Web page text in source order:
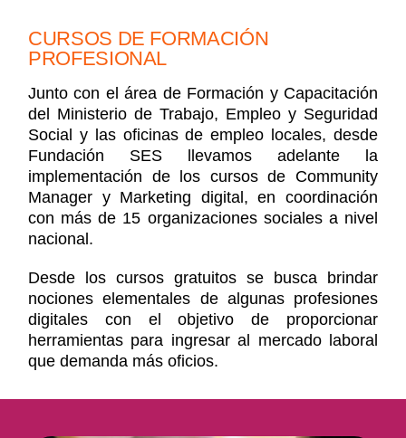
CURSOS DE FORMACIÓN
PROFESIONAL
Junto con el área de Formación y Capacitación
del Ministerio de Trabajo, Empleo y Seguridad
Social y las oficinas de empleo locales, desde
Fundación SES llevamos adelante la
implementación de los cursos de Community
Manager y Marketing digital, en coordinación
con más de 15 organizaciones sociales a nivel
nacional.
Desde los cursos gratuitos se busca brindar
nociones elementales de algunas profesiones
digitales con el objetivo de proporcionar
herramientas para ingresar al mercado laboral
que demanda más oficios.